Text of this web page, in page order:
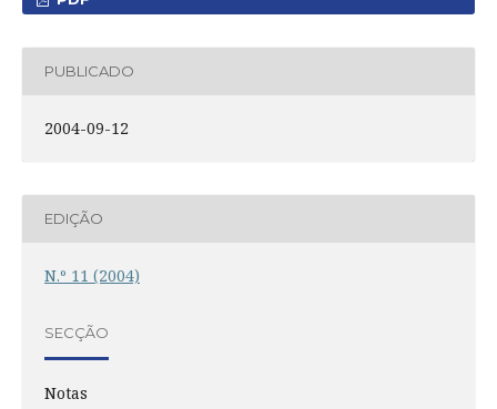
PUBLICADO
2004-09-12
EDIÇÃO
N.º 11 (2004)
SECÇÃO
Notas